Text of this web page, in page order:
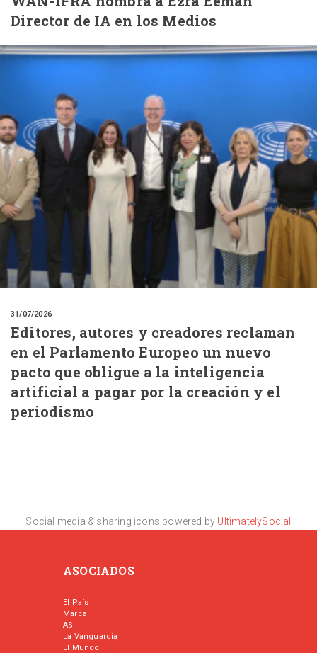
Director de IA en los Medios
31/07/2026
Editores, autores y creadores reclaman
en el Parlamento Europeo un nuevo
pacto que obligue a la inteligencia
artificial a pagar por la creación y el
periodismo
Social media & sharing icons powered by UltimatelySocial
ASOCIADOS
El País
Marca
AS
La Vanguardia
El Mundo